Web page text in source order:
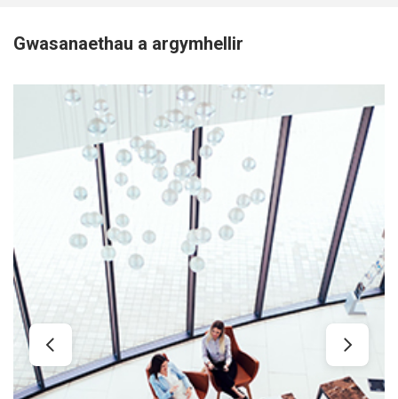
Gwasanaethau a argymhellir